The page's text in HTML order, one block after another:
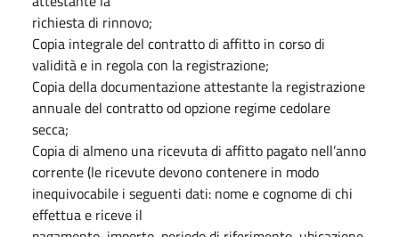
richiesta di rinnovo;
Copia integrale del contratto di affitto in corso di
validità e in regola con la registrazione;
Copia della documentazione attestante la registrazione
annuale del contratto od opzione regime cedolare
secca;
Copia di almeno una ricevuta di affitto pagato nell’anno
corrente (le ricevute devono contenere in modo
inequivocabile i seguenti dati: nome e cognome di chi
effettua e riceve il